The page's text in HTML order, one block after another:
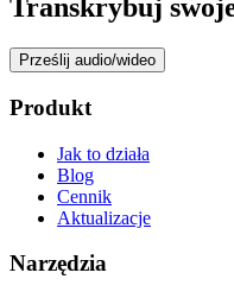
Transkrybuj
Prześlij audio/wideo
Produkt
Jak to działa
Blog
Cennik
Aktualizacje
Narzędzia